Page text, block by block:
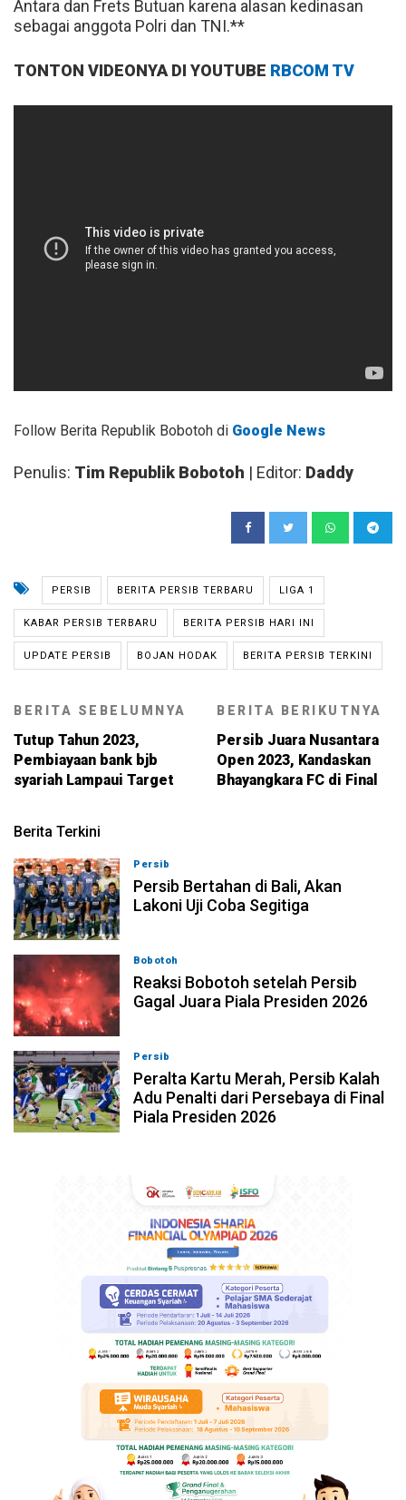
Antara dan Frets Butuan karena alasan kedinasan
sebagai anggota Polri dan TNI.**
TONTON VIDEONYA DI YOUTUBE RBCOM TV
Follow Berita Republik Bobotoh di Google News
Penulis: Tim Republik Bobotoh | Editor: Daddy
PERSIB BERITA PERSIB TERBARU LIGA 1
KABAR PERSIB TERBARU BERITA PERSIB HARI INI
UPDATE PERSIB BOJAN HODAK BERITA PERSIB TERKINI
BERITA SEBELUMNYA
Tutup Tahun 2023,
Pembiayaan bank bjb
syariah Lampaui Target
BERITA BERIKUTNYA
Persib Juara Nusantara
Open 2023, Kandaskan
Bhayangkara FC di Final
Berita Terkini
Persib
Persib Bertahan di Bali, Akan
Lakoni Uji Coba Segitiga
Bobotoh
Reaksi Bobotoh setelah Persib
Gagal Juara Piala Presiden 2026
Persib
Peralta Kartu Merah, Persib Kalah
Adu Penalti dari Persebaya di Final
Piala Presiden 2026